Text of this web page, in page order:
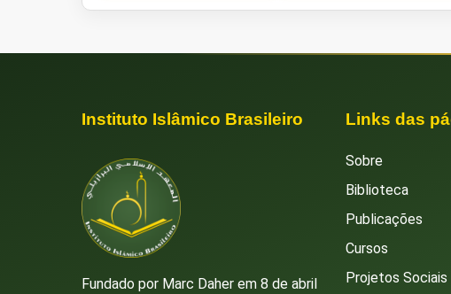
Instituto Islâmico Brasileiro
Fundado por Marc Daher em 8 de abril
Links das
Sobre
Biblioteca
Publicações
Cursos
Projetos Sociais